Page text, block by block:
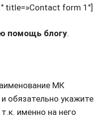
title=»Contact form 1″]
помощь блогу.
МК
обязательно укажите
именно на него